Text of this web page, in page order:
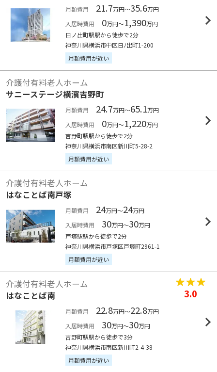
月額費用 21.7万円～35.6万円
入居時費用
0万円～1,390万円
日ノ出町駅駅から徒歩で2分
神奈川県横浜市中区日ﾉ出町1-200
月額費用が近い
介護付有料老人ホーム
サニーステージ横濱吉野町
月額費用 24.7万円～65.1万円
入居時費用
0万円～1,220万円
吉野町駅駅から徒歩で2分
神奈川県横浜市南区新川町5-28-2
月額費用が近い
介護付有料老人ホーム
はなことば南戸塚
月額費用 24万円～24万円
入居時費用
30万円～30万円
戸塚駅駅から徒歩で2分
神奈川県横浜市戸塚区戸塚町2961-1
月額費用が近い
介護付有料老人ホーム
はなことば南
3.0
月額費用 22.8万円～22.8万円
入居時費用
30万円～30万円
吉野町駅駅から徒歩で3分
神奈川県横浜市南区新川町2-4-38
月額費用が近い